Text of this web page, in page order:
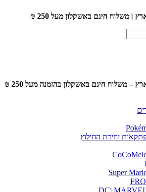
משלוח חינם באשקלון מעל 250 ₪
משלוח חינם באשקלון בהזמנה מעל 250 ₪
יחידת החילוץ